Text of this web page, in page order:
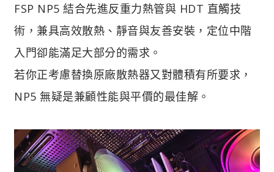
FSP NP5 結合先進反重力熱管與 HDT 直觸技
術，兼具高效散熱、靜音與友善安裝，定位中階
入門卻能滿足大部分的需求。
若你正考慮替換原廠散熱器又對體積有所要求，
NP5 無疑是兼顧性能與平價的最佳解。